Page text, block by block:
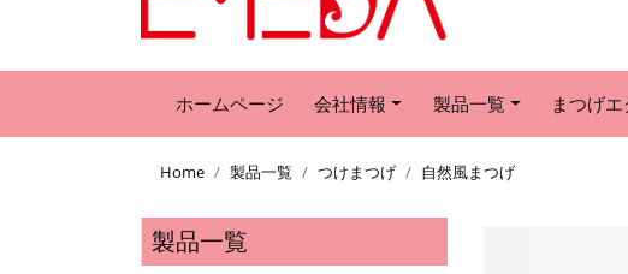
ホームページ 会社情報 製品一覧 まつげ
Home 製品一覧 つけまつげ 自然風まつげ
製品一覧